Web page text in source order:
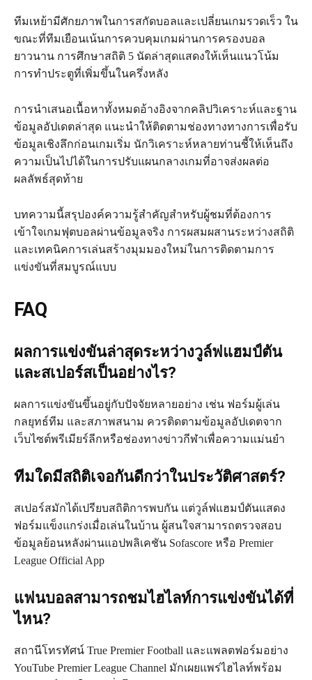
ทีมเหย้ามีศักยภาพในการสกัดบอลและเปลี่ยนเกมรวดเร็ว ใน
ขณะที่ทีมเยือนเน้นการควบคุมเกมผ่านการครองบอล
ยาวนาน การศึกษาสถิติ 5 นัดล่าสุดแสดงให้เห็นแนวโน้ม
การทำประตูที่เพิ่มขึ้นในครึ่งหลัง
การนำเสนอเนื้อหาทั้งหมดอ้างอิงจากคลิปวิเคราะห์และฐาน
ข้อมูลอัปเดตล่าสุด แนะนำให้ติดตามช่องทางทางการเพื่อรับ
ข้อมูลเชิงลึกก่อนเกมเริ่ม นักวิเคราะห์หลายท่านชี้ให้เห็นถึง
ความเป็นไปได้ในการปรับแผนกลางเกมที่อาจส่งผลต่อ
ผลลัพธ์สุดท้าย
บทความนี้สรุปองค์ความรู้สำคัญสำหรับผู้ชมที่ต้องการ
เข้าใจเกมฟุตบอลผ่านข้อมูลจริง การผสมผสานระหว่างสถิติ
และเทคนิคการเล่นสร้างมุมมองใหม่ในการติดตามการ
แข่งขันที่สมบูรณ์แบบ
FAQ
ผลการแข่งขันล่าสุดระหว่างวูล์ฟแฮมป์ตัน
และสเปอร์สเป็นอย่างไร?
ผลการแข่งขันขึ้นอยู่กับปัจจัยหลายอย่าง เช่น ฟอร์มผู้เล่น
กลยุทธ์ทีม และสภาพสนาม ควรติดตามข้อมูลอัปเดตจาก
เว็บไซต์พรีเมียร์ลีกหรือช่องทางข่าวกีฬาเพื่อความแม่นยำ
ทีมใดมีสถิติเจอกันดีกว่าในประวัติศาสตร์?
สเปอร์สมักได้เปรียบสถิติการพบกัน แต่วูล์ฟแฮมป์ตันแสดง
ฟอร์มแข็งแกร่งเมื่อเล่นในบ้าน ผู้สนใจสามารถตรวจสอบ
ข้อมูลย้อนหลังผ่านแอปพลิเคชัน Sofascore หรือ Premier
League Official App
แฟนบอลสามารถชมไฮไลท์การแข่งขันได้ที่
ไหน?
สถานีโทรทัศน์ True Premier Football และแพลตฟอร์มอย่าง
YouTube Premier League Channel มักเผยแพร่ไฮไลท์พร้อม